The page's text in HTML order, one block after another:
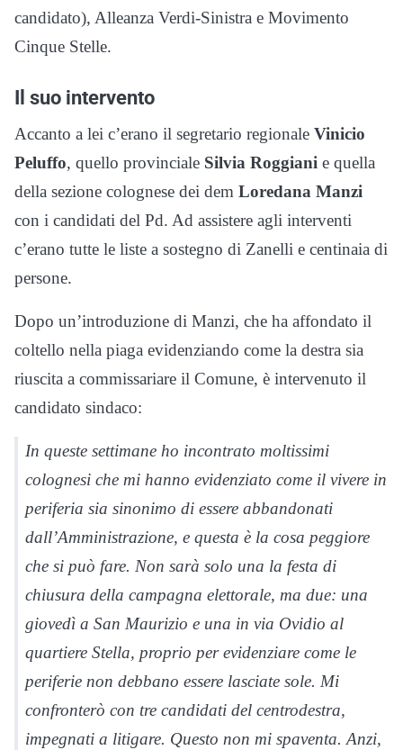
candidato), Alleanza Verdi-Sinistra e Movimento
Cinque Stelle.
Il suo intervento
Accanto a lei c’erano il segretario regionale Vinicio
Peluffo, quello provinciale Silvia Roggiani e quella
della sezione colognese dei dem Loredana Manzi
con i candidati del Pd. Ad assistere agli interventi
c’erano tutte le liste a sostegno di Zanelli e centinaia di
persone.
Dopo un’introduzione di Manzi, che ha affondato il
coltello nella piaga evidenziando come la destra sia
riuscita a commissariare il Comune, è intervenuto il
candidato sindaco:
In queste settimane ho incontrato moltissimi
colognesi che mi hanno evidenziato come il vivere in
periferia sia sinonimo di essere abbandonati
dall’Amministrazione, e questa è la cosa peggiore
che si può fare. Non sarà solo una la festa di
chiusura della campagna elettorale, ma due: una
giovedì a San Maurizio e una in via Ovidio al
quartiere Stella, proprio per evidenziare come le
periferie non debbano essere lasciate sole. Mi
confronterò con tre candidati del centrodestra,
impegnati a litigare. Questo non mi spaventa. Anzi,